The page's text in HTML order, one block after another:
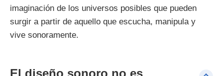
imaginación de los universos posibles que pueden
surgir a partir de aquello que escucha, manipula y
vive sonoramente.
El diseño sonoro no es